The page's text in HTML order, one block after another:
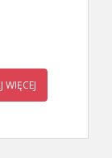
WIĘCEJ